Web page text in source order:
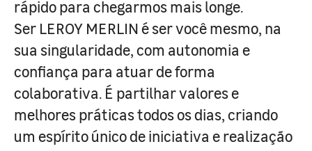
rápido para chegarmos mais longe.
Ser LEROY MERLIN é ser você mesmo, na
sua singularidade, com autonomia e
confiança para atuar de forma
colaborativa. É partilhar valores e
melhores práticas todos os dias, criando
um espírito único de iniciativa e realização